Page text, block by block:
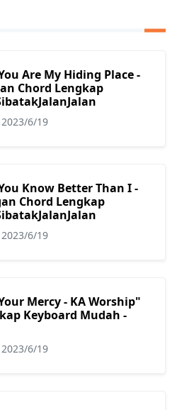
Are My Hiding Place -
Chord Lengkap
2023/6/19
Know Better Than I -
Chord Lengkap
2023/6/19
Mercy - KA Worship"
Keyboard Mudah -
2023/6/19